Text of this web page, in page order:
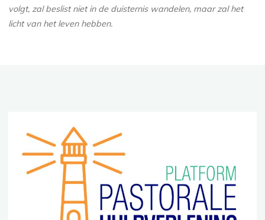
volgt, zal beslist niet in de duisternis wandelen, maar zal het
licht van het leven hebben.